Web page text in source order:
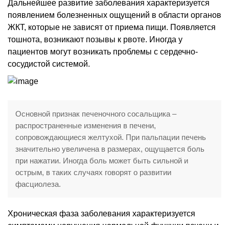
Дальнейшее развитие заболевания характеризуется
появлением болезненных ощущений в области органов
ЖКТ, которые не зависят от приема пищи. Появляется
тошнота, возникают позывы к рвоте. Иногда у
пациентов могут возникать проблемы с сердечно-
сосудистой системой.
Основной признак печеночного сосальщика –
распространенные изменения в печени,
сопровождающиеся желтухой. При пальпации печень
значительно увеличена в размерах, ощущается боль
при нажатии. Иногда боль может быть сильной и
острым, в таких случаях говорят о развитии
фасциолеза.
Хроническая фаза заболевания характеризуется